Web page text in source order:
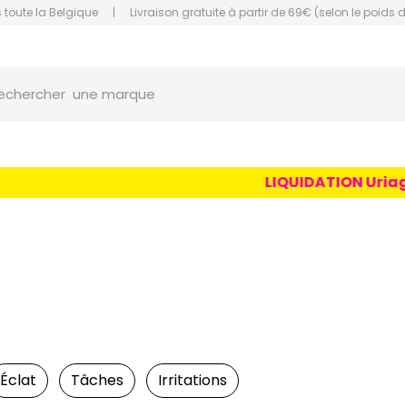
toute la Belgique | Livraison gratuite à partir de 69€ (selon le poids
un conseil
LIQUIDATION Uriage
Éclat Tâches Irritations